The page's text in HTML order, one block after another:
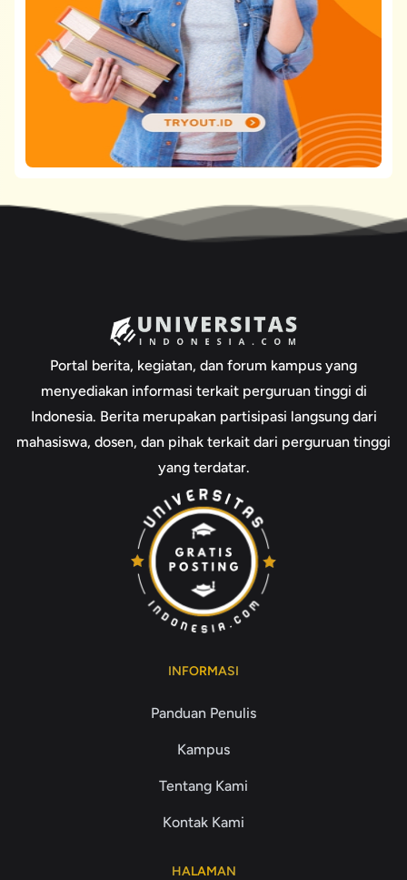
Portal berita, kegiatan, dan forum kampus yang
menyediakan informasi terkait perguruan tinggi di
Indonesia. Berita merupakan partisipasi langsung dari
mahasiswa, dosen, dan pihak terkait dari perguruan tinggi
yang terdatar.
INFORMASI
Panduan Penulis
Kampus
Tentang Kami
Kontak Kami
HALAMAN